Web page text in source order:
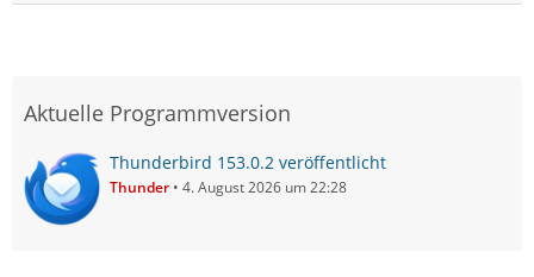
Aktuelle Programmversion
Thunderbird 153.0.2 veröffentlicht
Thunder 4. August 2026 um 22:28